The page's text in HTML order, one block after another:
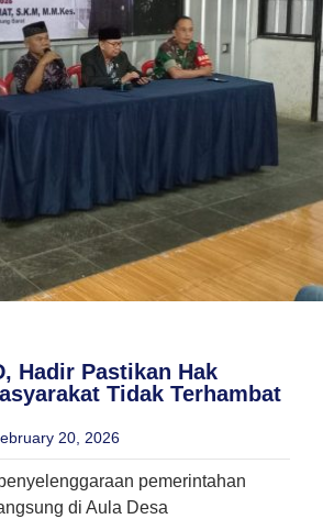
Hadir Pastikan Hak
Tidak Terhambat
20, 2026
pemerintahan
di Aula Desa